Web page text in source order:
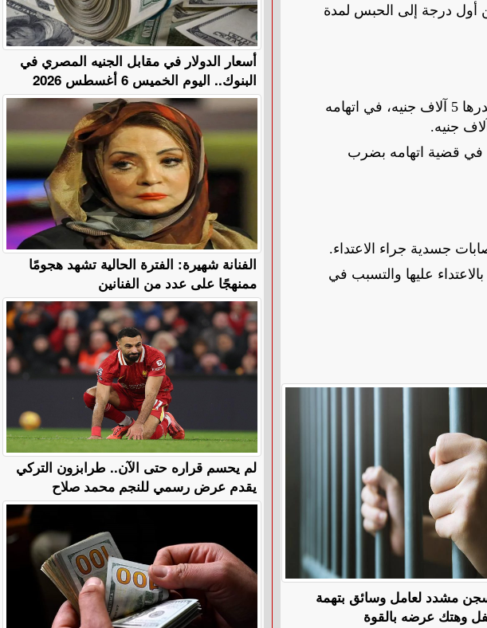
أول درجة إلى الحبس لمدة
وعاقبت محكمة جنح 6 أكتوبر، في وقت سابق، الفنان محمود حجازي بالحبس 6 أشهر وكفالة قدرها 5 آلاف جنيه، في اتهامه
قررت إخلاء سبيل الفنان محمود حجازي بكفالة 10 آلاف جنيه في قضية اتهامه بضرب
جسدية جراء الاعتداء.
عليها والتسبب في
سجن مشدد لعامل وسائق بتهمة
وهتك عرضه بالقوة
أسعار الدولار في مقابل الجنيه المصري في
البنوك.. اليوم الخميس 6 أغسطس 2026
الفنانة شهيرة: الفترة الحالية تشهد هجومًا
ممنهجًا على عدد من الفنانين
لم يحسم قراره حتى الآن.. طرابزون التركي
يقدم عرض رسمي للنجم محمد صلاح